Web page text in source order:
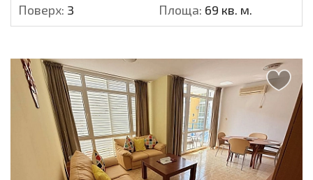
Поверх: 3 Площа: 69 кв. м.